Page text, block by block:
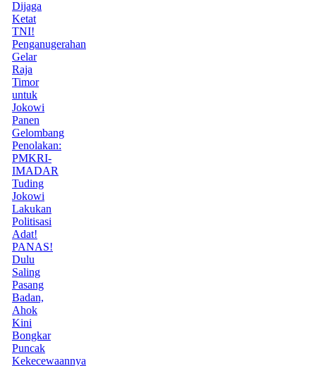
Dijaga
Ketat
TNI!
Penganugerahan
Gelar
Raja
Timor
untuk
Jokowi
Panen
Gelombang
Penolakan:
PMKRI-
IMADAR
Tuding
Jokowi
Lakukan
Politisasi
Adat!
PANAS!
Dulu
Saling
Pasang
Badan,
Ahok
Kini
Bongkar
Puncak
Kekecewaannya